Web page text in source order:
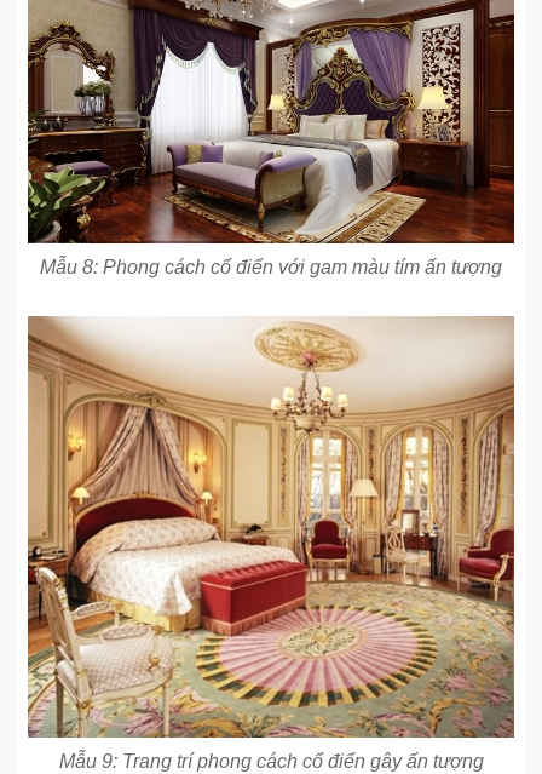
Mẫu 8: Phong cách cổ điển với gam màu tím ấn tượng
Mẫu 9: Trang trí phong cách cổ điển gây ấn tượng